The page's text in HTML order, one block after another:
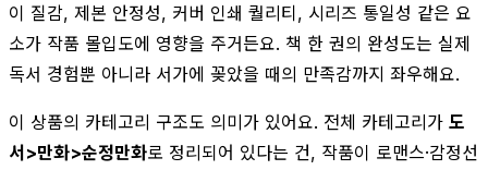
이 질감, 제본 안정성, 커버 인쇄 퀄리티, 시리즈 통일성 같은 요
소가 작품 몰입도에 영향을 주거든요. 책 한 권의 완성도는 실제
독서 경험뿐 아니라 서가에 꽂았을 때의 만족감까지 좌우해요.
이 상품의 카테고리 구조도 의미가 있어요. 전체 카테고리가 도
서>만화>순정만화로 정리되어 있다는 건, 작품이 로맨스·감정선